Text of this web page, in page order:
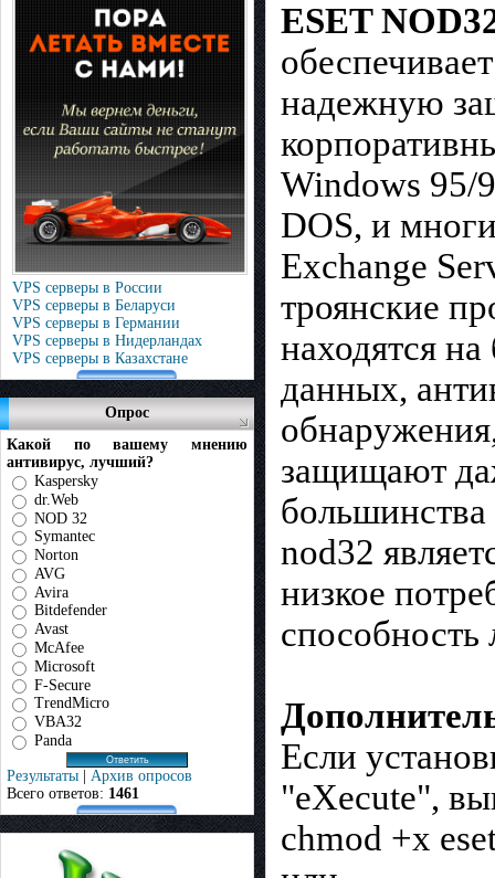
VPS серверы в России
VPS серверы в Беларуси
VPS серверы в Германии
VPS серверы в Нидерландах
VPS серверы в Казахстане
Опрос
Какой по вашему мнению
антивирус, лучший?
Kaspersky
dr.Web
NOD 32
Symantec
Norton
AVG
Avira
Bitdefender
Avast
McAfee
Microsoft
F-Secure
TrendMicro
VBA32
Panda
Результаты | Архив опросов
Всего ответов: 1461
ESET
надежную
Windows 95/
DOS, и
Exchange
троянские
находятся
данных,
защищают
nod32
низкое
способность
Если
"eXecute",
chmod +x